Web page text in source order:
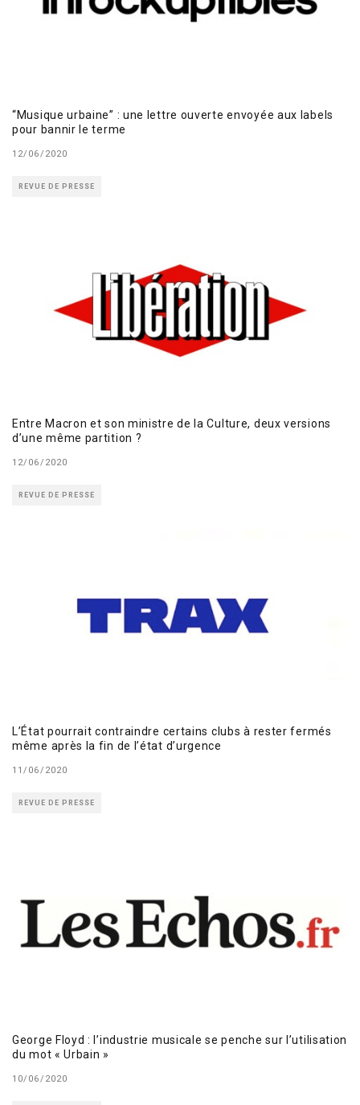
“Musique urbaine” : une lettre ouverte envoyée aux labels
pour bannir le terme
12/06/2020
REVUE DE PRESSE
Entre Macron et son ministre de la Culture, deux versions
d’une même partition ?
12/06/2020
REVUE DE PRESSE
L’État pourrait contraindre certains clubs à rester fermés
même après la fin de l’état d’urgence
11/06/2020
REVUE DE PRESSE
George Floyd : l’industrie musicale se penche sur l’utilisation
du mot « Urbain »
10/06/2020